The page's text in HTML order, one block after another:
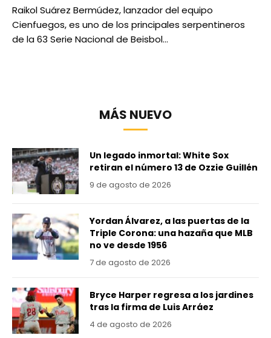
Raikol Suárez Bermúdez, lanzador del equipo
Cienfuegos, es uno de los principales serpentineros
de la 63 Serie Nacional de Beisbol…
MÁS NUEVO
Un legado inmortal: White Sox
retiran el número 13 de Ozzie Guillén
9 de agosto de 2026
Yordan Álvarez, a las puertas de la
Triple Corona: una hazaña que MLB
no ve desde 1956
7 de agosto de 2026
Bryce Harper regresa a los jardines
tras la firma de Luis Arráez
4 de agosto de 2026